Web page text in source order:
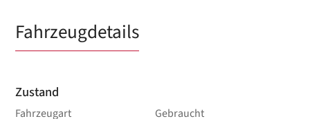
Fahrzeugdetails
Zustand
Fahrzeugart Gebraucht